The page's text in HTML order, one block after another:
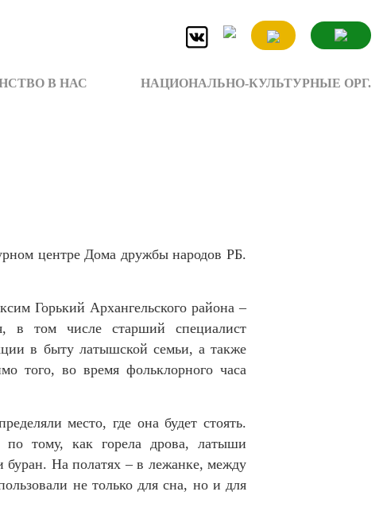
В НАС НАЦИОНАЛЬНО-КУЛЬТУРНЫЕ ОРГ.
центре Дома дружбы народов РБ.
Горький Архангельского района –
в том числе старший специалист
в быту латышской семьи, а также
того, во время фольклорного часа
место, где она будет стоять.
тому, как горела дрова, латыши
буран. На полатях – в лежанке, между
не только для сна, но и для